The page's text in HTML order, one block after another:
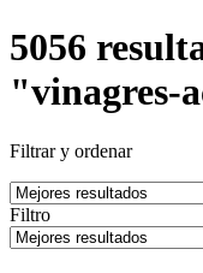
5056
"vinagres-
Filtrar y ordenar
Filtro